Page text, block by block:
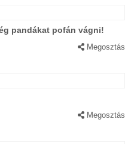
pandákat pofán vágni!
Megosztás
Megosztás